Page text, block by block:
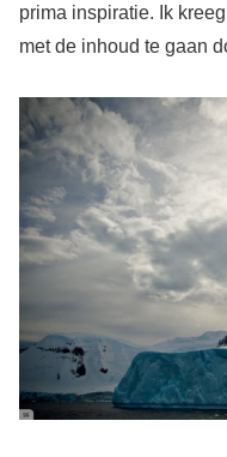
prima inspiratie. Ik
met de inhoud te gaan